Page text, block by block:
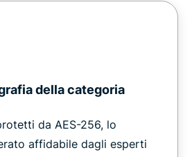
della categoria
da AES-256, lo
affidabile dagli esperti